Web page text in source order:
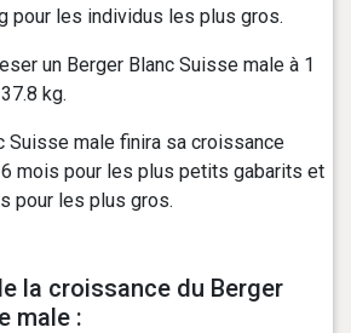
pour les individus les plus gros.
un Berger Blanc Suisse male à 1
kg.
Suisse male finira sa croissance
mois pour les plus petits gabarits et
pour les plus gros.
la croissance du Berger
male :